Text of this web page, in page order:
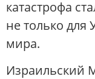
катастрофа
не только для
мира.
Израильский